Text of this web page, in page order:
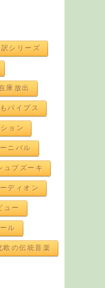
シリーズ
庫放出
パイプス
ョン
ニバル
ュブズーキ
ディオン
ュー
ル
欧の伝統音楽